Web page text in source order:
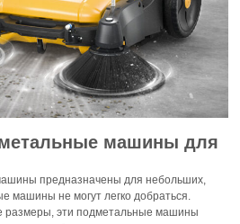
машины для
предназначены для небольших,
машины не могут легко добраться.
размеры, эти подметальные машины